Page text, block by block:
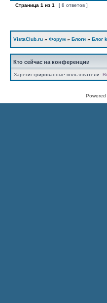
Страница 1 из 1 [ 8 ответов ]
VistaClub.ru » Форум » Блоги » Блог
Кто сейчас на конференции
Зарегистрированные пользователи: